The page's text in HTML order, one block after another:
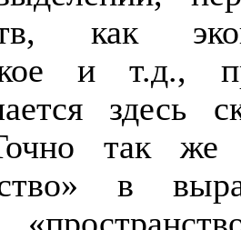
как
и т.д.,
здесь
так же
в